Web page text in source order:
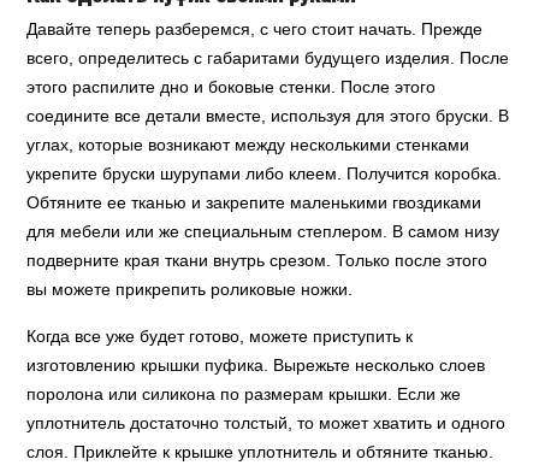
Давайте теперь разберемся, с чего стоит начать. Прежде
всего, определитесь с габаритами будущего изделия. После
этого распилите дно и боковые стенки. После этого
соедините все детали вместе, используя для этого бруски. В
углах, которые возникают между несколькими стенками
укрепите бруски шурупами либо клеем. Получится коробка.
Обтяните ее тканью и закрепите маленькими гвоздиками
для мебели или же специальным степлером. В самом низу
подверните края ткани внутрь срезом. Только после этого
вы можете прикрепить роликовые ножки.
Когда все уже будет готово, можете приступить к
изготовлению крышки пуфика. Вырежьте несколько слоев
поролона или силикона по размерам крышки. Если же
уплотнитель достаточно толстый, то может хватить и одного
слоя. Приклейте к крышке уплотнитель и обтяните тканью.